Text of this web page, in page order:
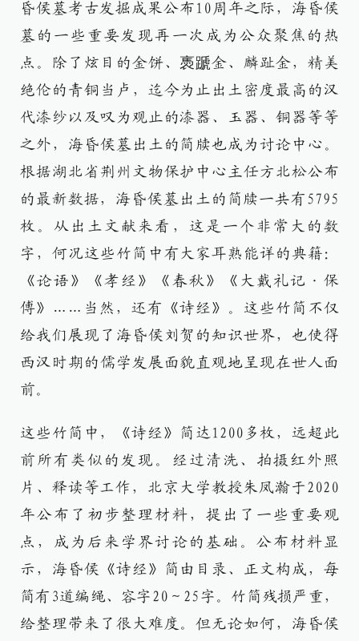
昏侯墓考古发掘成果公布10周年之际，海昏侯
墓的一些重要发现再一次成为公众聚焦的热
点。除了炫目的金饼、褭蹏金、麟趾金，精美
绝伦的青铜当卢，迄今为止出土密度最高的汉
代漆纱以及叹为观止的漆器、玉器、铜器等等
之外，海昏侯墓出土的简牍也成为讨论中心。
根据湖北省荆州文物保护中心主任方北松公布
的最新数据，海昏侯墓出土的简牍一共有5795
枚。从出土文献来看，这是一个非常大的数
字，何况这些竹简中有大家耳熟能详的典籍：
《论语》《孝经》《春秋》《大戴礼记·保
傅》……当然，还有《诗经》。这些竹简不仅
给我们展现了海昏侯刘贺的知识世界，也使得
西汉时期的儒学发展面貌直观地呈现在世人面
前。
这些竹简中，《诗经》简达1200多枚，远超此
前所有类似的发现。经过清洗、拍摄红外照
片、释读等工作，北京大学教授朱凤瀚于2020
年公布了初步整理材料，提出了一些重要观
点，成为后来学界讨论的基础。公布材料显
示，海昏侯《诗经》简由目录、正文构成，每
简有3道编绳、容字20～25字。竹简残损严重，
给整理带来了很大难度。但无论如何，海昏侯